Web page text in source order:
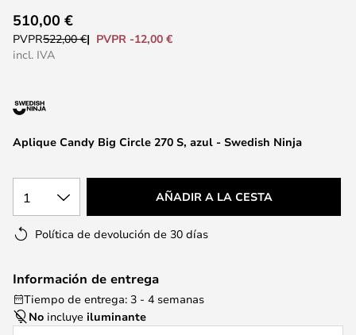
comienzo
galería
imágenes
Aplique Candy Big Circle 270 S, azul - Swedish Ninja
510,00 €
PVPR522,00 €
PVPR -12,00 €
incl. IVA
1 AÑADIR A LA CESTA
Política de devolución de 30 días
Información de entrega
Tiempo de entrega: 3 - 4 semanas
No incluye iluminante